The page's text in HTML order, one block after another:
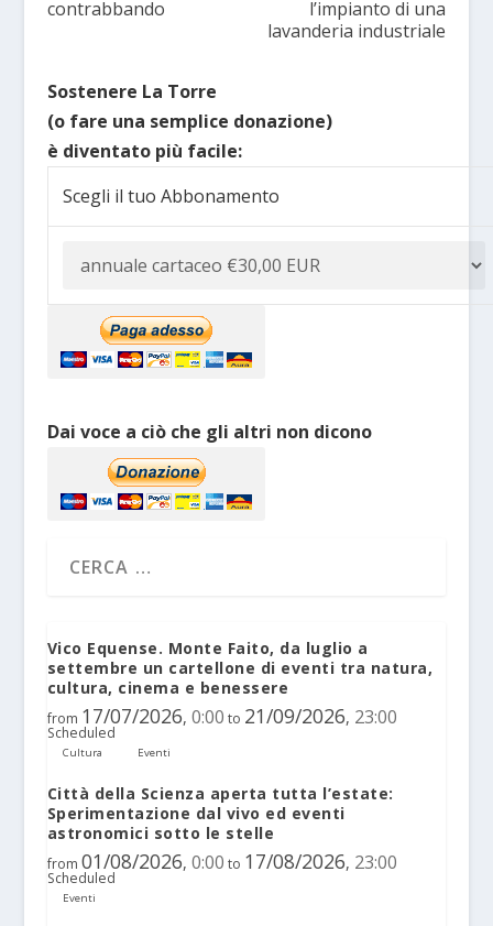
contrabbando
l’impianto di una
lavanderia industriale
Sostenere La Torre
(o fare una semplice donazione)
è diventato più facile:
Scegli il tuo Abbonamento
Dai voce a ciò che gli altri non dicono
Vico Equense. Monte Faito, da luglio a
settembre un cartellone di eventi tra natura,
cultura, cinema e benessere
from 17/07/2026, 0:00 to 21/09/2026, 23:00
Scheduled
Cultura Eventi
Città della Scienza aperta tutta l’estate:
Sperimentazione dal vivo ed eventi
astronomici sotto le stelle
from 01/08/2026, 0:00 to 17/08/2026, 23:00
Scheduled
Eventi